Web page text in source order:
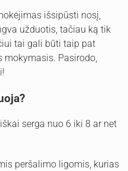
išsipūsti nosį,
užduotis, tačiau ką tik
tai gali būti taip pat
mokymasis. Pasirodo,
serga nuo 6 iki 8 ar net
peršalimo ligomis, kurias